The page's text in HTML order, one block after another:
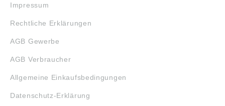
Impressum
Rechtliche Erklärungen
AGB Gewerbe
AGB Verbraucher
Allgemeine Einkaufsbedingungen
Datenschutz-Erklärung